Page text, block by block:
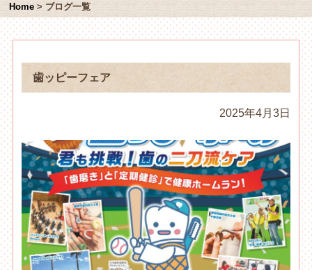
Home > ブログ一覧
歯ッピーフェア
2025年4月3日